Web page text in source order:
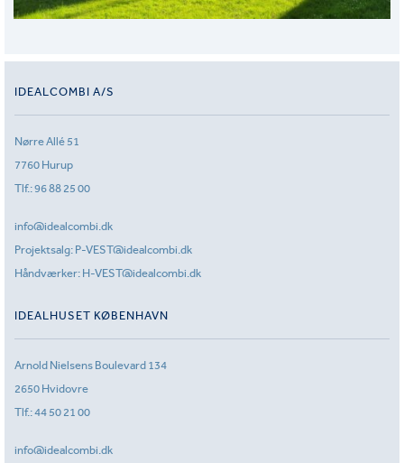
IDEALCOMBI A/S
Nørre Allé 51
7760 Hurup
Tlf.:96 88 25 00
info@idealcombi.dk
Projektsalg: P-VEST@idealcombi.dk
Håndværker: H-VEST@idealcombi.dk
IDEALHUSET KØBENHAVN
Arnold Nielsens Boulevard 134
2650 Hvidovre
Tlf.:44 50 21 00
info@idealcombi.dk